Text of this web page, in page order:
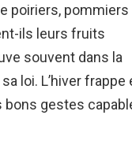
poiriers, pommiers
ils leurs fruits
souvent dans la
loi. L’hiver frappe
bons gestes